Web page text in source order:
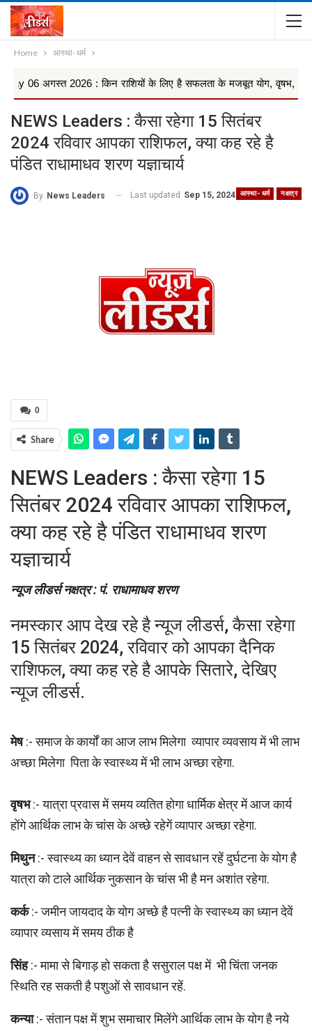
Home आस्था- धर्म
2026 : किन राशियों के लिए है सफलता के मजबूत योग, वृषभ, कन्या और किन
NEWS Leaders : कैसा रहेगा 15 सितंबर
2024 रविवार आपका राशिफल, क्या कह रहे है
पंडित राधामाधव शरण यज्ञाचार्य
आस्था- धर्म नक्षत्र
By News Leaders Last updated Sep 15, 2024
0
Share
NEWS Leaders : कैसा रहेगा 15
सितंबर 2024 रविवार आपका राशिफल,
क्या कह रहे है पंडित राधामाधव शरण
यज्ञाचार्य
न्यूज लीडर्स नक्षत्र : पं. राधामाधव शरण
नमस्कार आप देख रहे है न्यूज लीडर्स, कैसा रहेगा
15 सितंबर 2024, रविवार को आपका दैनिक
राशिफल, क्या कह रहे है आपके सितारे, देखिए
न्यूज लीडर्स.
मेष:- समाज के कार्यों का आज लाभ मिलेगा व्यापार व्यवसाय में भी लाभ
अच्छा मिलेगा पिता के स्वास्थ्य में भी लाभ अच्छा रहेगा.
वृषभ:- यात्रा प्रवास में समय व्यतित होगा धार्मिक क्षेत्र में आज कार्य
होंगे आर्थिक लाभ के चांस के अच्छे रहेगें व्यापार अच्छा रहेगा.
मिथुन:- स्वास्थ्य का ध्यान देवें वाहन से सावधान रहें दुर्घटना के योग है
यात्रा को टाले आर्थिक नुकसान के चांस भी है मन अशांत रहेगा.
कर्क:- जमीन जायदाद के योग अच्छे है पत्नी के स्वास्थ्य का ध्यान देवें
व्यापार व्यसाय में समय ठीक है
सिंह:- मामा से बिगाड़ हो सकता है ससुराल पक्ष में भी चिंता जनक
स्थिति रह सकती है पशुओं से सावधान रहें.
कन्या:- संतान पक्ष में शुभ समाचार मिलेंगे आर्थिक लाभ के योग है नये